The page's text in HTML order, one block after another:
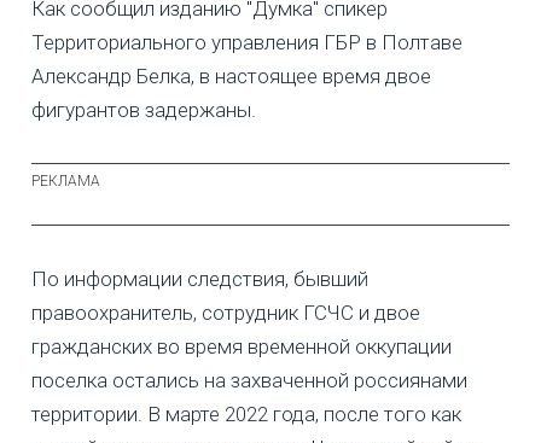
Как сообщил изданию "Думка" спикер
Территориального управления ГБР в Полтаве
Александр Белка, в настоящее время двое
фигурантов задержаны.
По информации следствия, бывший
правоохранитель, сотрудник ГСЧС и двое
гражданских во время временной оккупации
поселка остались на захваченной россиянами
территории. В марте 2022 года, после того как